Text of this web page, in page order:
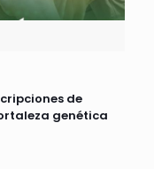
de
genética